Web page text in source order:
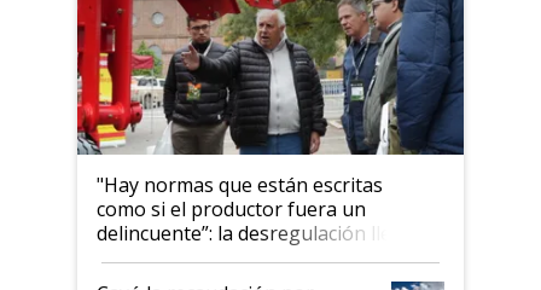
"Hay normas que están escritas
como si el productor fuera un
delincuente”: la desregulación llegó
al Congreso Aapresid y hasta se
habló del financiamiento al IPCVA